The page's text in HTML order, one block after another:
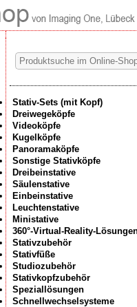
Stativ-Sets (mit Kopf)
Dreiwegeköpfe
Videoköpfe
Kugelköpfe
Panoramaköpfe
Sonstige Stativköpfe
Dreibeinstative
Säulenstative
Einbeinstative
Leuchtenstative
Ministative
360°-Virtual-Reality-
Stativzubehör
Stativfüße
Studiozubehör
Stativkopfzubehör
Speziallösungen
Schnellwechselsysteme